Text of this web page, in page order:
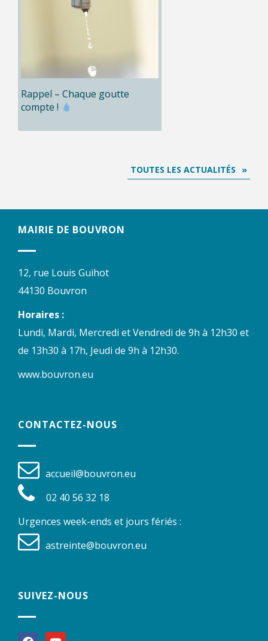
Rappel – Chaque goutte
compte !
TOUTES LES ACTUALITÉS
MAIRIE DE BOUVRON
12, rue Louis Guihot
44130 Bouvron
Horaires :
Lundi, Mardi, Mercredi et Vendredi de 9h à 12h30 et
de 13h30 à 17h, Jeudi de 9h à 12h30.
www.bouvron.eu
CONTACTEZ-NOUS
accueil@bouvron.eu
02 40 56 32 18
Urgences week-ends et jours fériés :
astreinte@bouvron.eu
SUIVEZ-NOUS